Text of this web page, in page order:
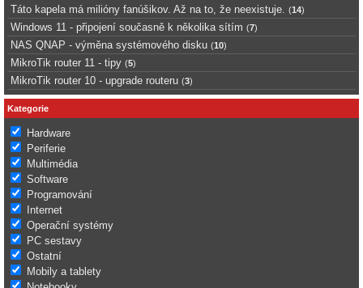
Táto kapela má milióny fanúšikov. Až na to, že neexistuje. (14)
Windows 11 - připojení současně k několika sítím (7)
NAS QNAP - výměna systémového disku (10)
MikroTik router 11 - tipy (5)
MikroTik router 10 - upgrade routeru (3)
Kategorie
Hardware
Periferie
Multimédia
Software
Programování
Internet
Operační systémy
PC sestavy
Ostatní
Mobily a tablety